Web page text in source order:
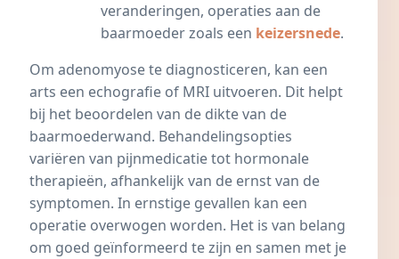
veranderingen, operaties aan de
baarmoeder zoals een keizersnede.
Om adenomyose te diagnosticeren, kan een
arts een echografie of MRI uitvoeren. Dit helpt
bij het beoordelen van de dikte van de
baarmoederwand. Behandelingsopties
variëren van pijnmedicatie tot hormonale
therapieën, afhankelijk van de ernst van de
symptomen. In ernstige gevallen kan een
operatie overwogen worden. Het is van belang
om goed geïnformeerd te zijn en samen met je